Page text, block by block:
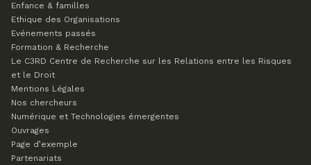
Enfance & familles
Ethique des Organisations
Evénements passés
Formation & Recherche
Le C3RD Centre de Recherche sur les Relations entre les Risques
et le Droit
Mentions Légales
Nos chercheurs
Numérique et Technologies émergentes
Ouvrages
Page d’exemple
Partenariats